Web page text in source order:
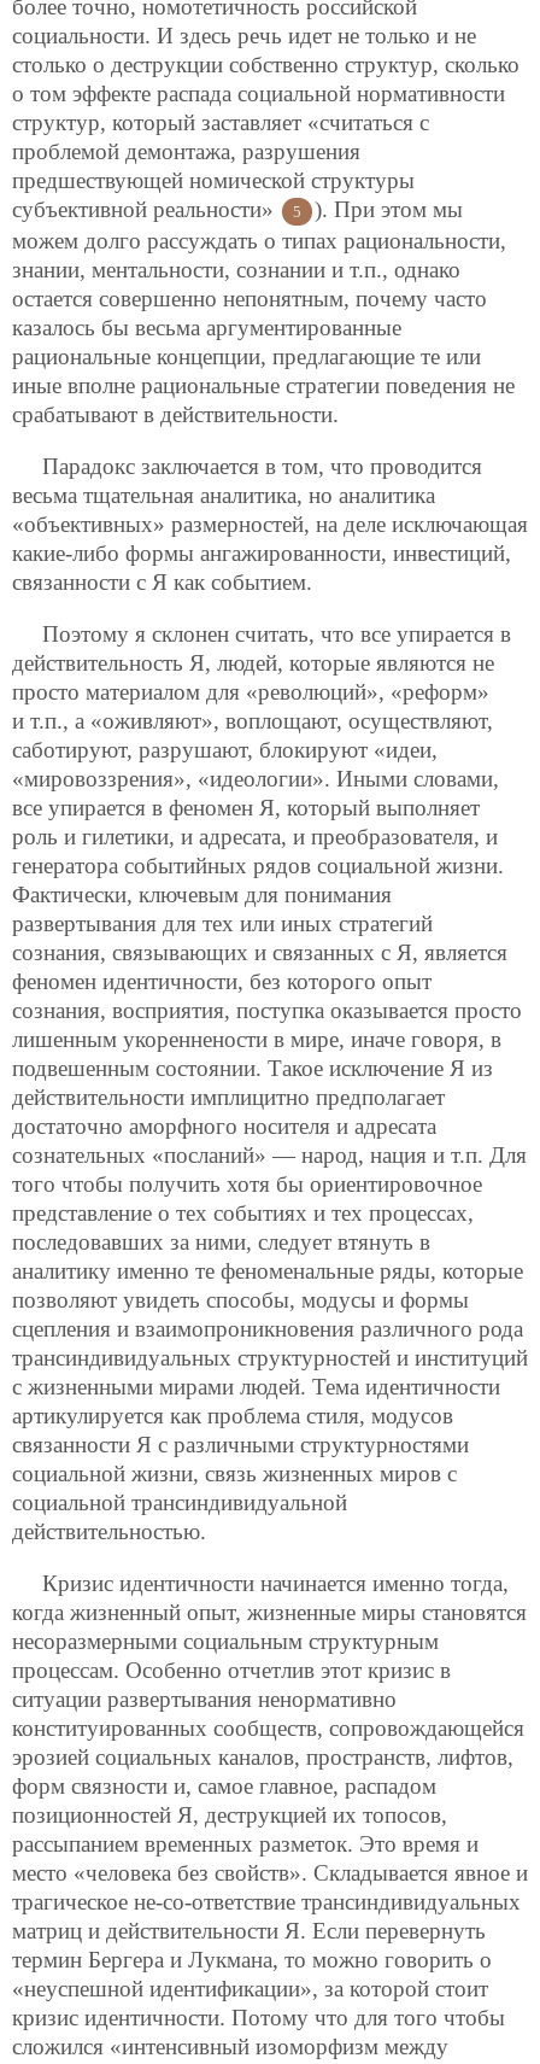
более точно, номотетичность российской
социальности. И здесь речь идет не только и не
столько о деструкции собственно структур, сколько
о том эффекте распада социальной нормативности
структур, который заставляет «считаться с
проблемой демонтажа, разрушения
предшествующей номической структуры
субъективной реальности»
5
). При этом мы
можем долго рассуждать о типах рациональности,
знании, ментальности, сознании и т.п., однако
остается совершенно непонятным, почему часто
казалось бы весьма аргументированные
рациональные концепции, предлагающие те или
иные вполне рациональные стратегии поведения не
срабатывают в действительности.
Парадокс заключается в том, что проводится
весьма тщательная аналитика, но аналитика
«объективных» размерностей, на деле исключающая
какие-либо формы ангажированности, инвестиций,
связанности с Я как событием.
Поэтому я склонен считать, что все упирается в
действительность Я, людей, которые являются не
просто материалом для «революций», «реформ»
и т.п., а «оживляют», воплощают, осуществляют,
саботируют, разрушают, блокируют «идеи,
«мировоззрения», «идеологии». Иными словами,
все упирается в феномен Я, который выполняет
роль и гилетики, и адресата, и преобразователя, и
генератора событийных рядов социальной жизни.
Фактически, ключевым для понимания
развертывания для тех или иных стратегий
сознания, связывающих и связанных с Я, является
феномен идентичности, без которого опыт
сознания, восприятия, поступка оказывается просто
лишенным укореннености в мире, иначе говоря, в
подвешенным состоянии. Такое исключение Я из
действительности имплицитно предполагает
достаточно аморфного носителя и адресата
сознательных «посланий» — народ, нация и т.п. Для
того чтобы получить хотя бы ориентировочное
представление о тех событиях и тех процессах,
последовавших за ними, следует втянуть в
аналитику именно те феноменальные ряды, которые
позволяют увидеть способы, модусы и формы
сцепления и взаимопроникновения различного рода
трансиндивидуальных структурностей и институций
с жизненными мирами людей. Тема идентичности
артикулируется как проблема стиля, модусов
связанности Я с различными структурностями
социальной жизни, связь жизненных миров с
социальной трансиндивидуальной
действительностью.
Кризис идентичности начинается именно тогда,
когда жизненный опыт, жизненные миры становятся
несоразмерными социальным структурным
процессам. Особенно отчетлив этот кризис в
ситуации развертывания ненормативно
конституированных сообществ, сопровождающейся
эрозией социальных каналов, пространств, лифтов,
форм связности и, самое главное, распадом
позиционностей Я, деструкцией их топосов,
рассыпанием временных разметок. Это время и
место «человека без свойств». Складывается явное и
трагическое не-со-ответствие трансиндивидуальных
матриц и действительности Я. Если перевернуть
термин Бергера и Лукмана, то можно говорить о
«неуспешной идентификации», за которой стоит
кризис идентичности. Потому что для того чтобы
сложился «интенсивный изоморфизм между